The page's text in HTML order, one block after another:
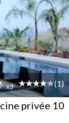
x3 (1)
privée 10